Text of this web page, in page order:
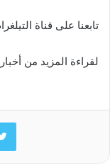
تابعنا على قناة
لقراءة المزيد من